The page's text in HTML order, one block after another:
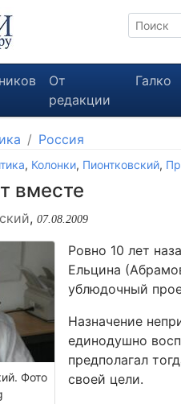
От
редакции
Галко
Россия
, Колонки, Пионтковский,
вместе
, 07.08.2009
Фото
Ровно 10 лет
Ельцина
ублюдочный
Назначение
единодушно
предполагал
своей цели.